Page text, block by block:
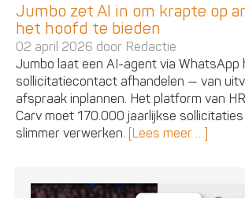
Jumbo zet AI in om krapte op
het hoofd te bieden
02 april 2026 door Redactie
Jumbo laat een AI-agent via WhatsApp
sollicitatiecontact afhandelen — van
afspraak inplannen. Het platform van
Carv moet 170.000 jaarlijkse
slimmer verwerken. [Lees meer …]